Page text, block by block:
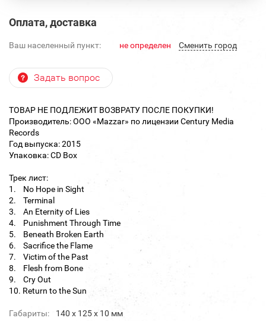
Оплата, доставка
Ваш населенный пункт: не определен Cменить город
Задать вопрос
ТОВАР НЕ ПОДЛЕЖИТ ВОЗВРАТУ ПОСЛЕ ПОКУПКИ!
Производитель: ООО «Mazzar» по лицензии Century Media
Records
Год выпуска: 2015
Упаковка: CD Box
Трек лист:
1. No Hope in Sight
2. Terminal
3. An Eternity of Lies
4. Punishment Through Time
5. Beneath Broken Earth
6. Sacrifice the Flame
7. Victim of the Past
8. Flesh from Bone
9. Cry Out
10. Return to the Sun
Габариты: 140 х 125 х 10 мм